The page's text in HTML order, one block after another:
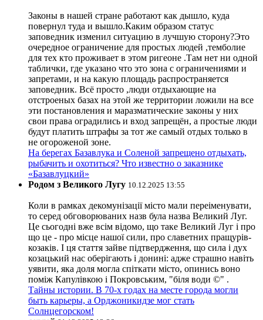
Законы в нашей стране работают как дышло, куда
повернул туда и вышло.Каким образом статус
заповедник изменил ситуацию в лучшую сторону?Это
очередное ограничение для простых людей ,темболие
для тех кто проживает в этом ригеоне .Там нет ни одной
таблички, где указано что это зона с ограничениями и
запретами, и на какую площадь распространяется
заповедник. Всё просто ,люди отдыхающие на
отстроеных базах на этой же территории ложили на все
эти постановления и маразматические законы у них
свои права оградились и вход запрещён, а простые люди
будут платить штрафы за тот же самый отдых только в
не огороженой зоне.
На берегах Базавлука и Соленой запрещено отдыхать,
рыбачить и охотиться? Что известно о заказнике
«Базавлуцкий»
Родом з Великого Лугу 10.12.2025 13:55
Коли в рамках декомунізації місто мали переіменувати,
то серед обговорюваних назв була назва Великий Луг.
Це сьогодні вже всім відомо, що таке Великий Луг і про
що це - про місце нашої сили, про славетних пращурів-
козаків. І ця стаття зайве підтвердження, що сила і дух
козацький нас оберігають і донині: адже страшно навіть
уявити, яка доля могла спіткати місто, опинись воно
поміж Капулівкою і Покровським, "біля води ©" .
Тайны истории. В 70-х годах на месте города могли
быть карьеры, а Орджоникидзе мог стать
Солнцегорском!